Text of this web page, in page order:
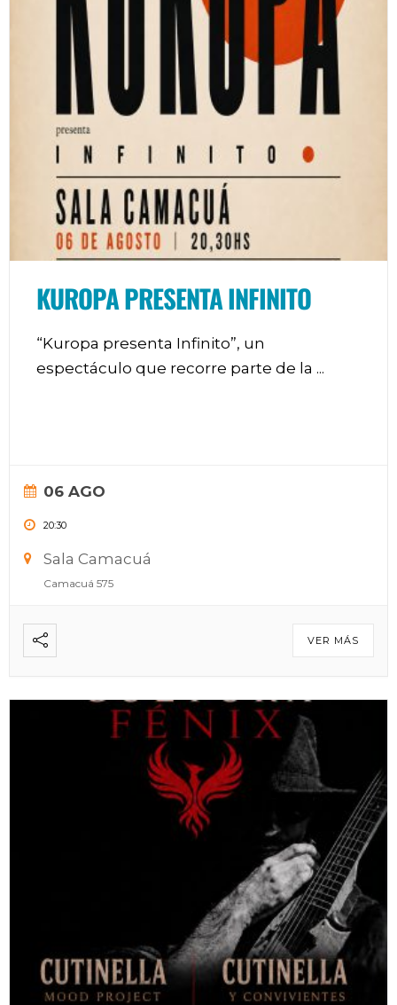
KUROPA PRESENTA INFINITO
“Kuropa presenta Infinito”, un
espectáculo que recorre parte de la ...
06 AGO
20:30
Sala Camacuá
Camacuá 575
VER MÁS